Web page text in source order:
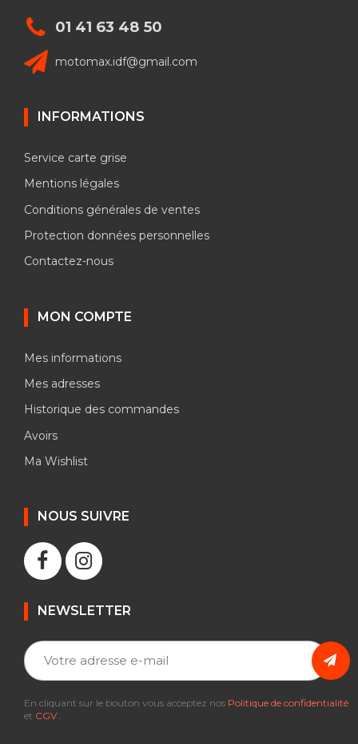
01 41 63 48 50
motomax.idf@gmail.com
INFORMATIONS
Service carte grise
Mentions légales
Conditions générales de ventes
Protection données personnelles
Contactez-nous
MON COMPTE
Mes informations
Mes adresses
Historique des commandes
Avoirs
Ma Wishlist
NOUS SUIVRE
NEWSLETTER
En cliquant sur le bouton vous acceptez nos Politique de confidentialité
et CGV